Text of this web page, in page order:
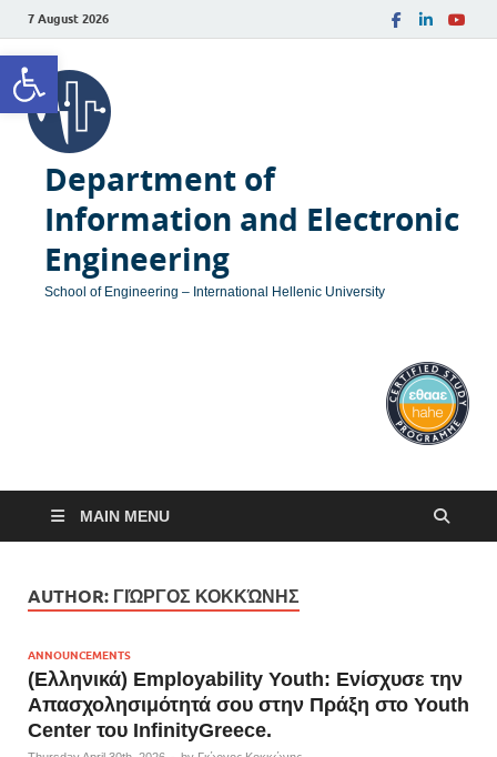
Open toolbar
7 August 2026
Department of
Information and Electronic
Engineering
School of Engineering – International Hellenic University
MAIN MENU
AUTHOR: ΓΙΏΡΓΟΣ ΚΟΚΚΏΝΗΣ
ANNOUNCEMENTS
(Ελληνικά) Employability Youth: Ενίσχυσε την
Απασχολησιμότητά σου στην Πράξη στο Youth
Center του ΙnfinityGreece.